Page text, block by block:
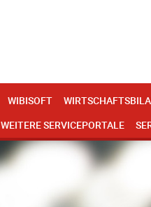
WIBISOFT
WEITERE SERVICEPORTALE